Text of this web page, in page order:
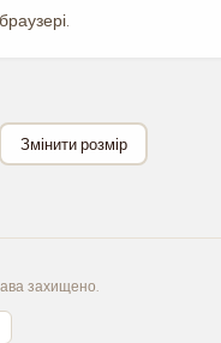
Змінити розмір
захищено.